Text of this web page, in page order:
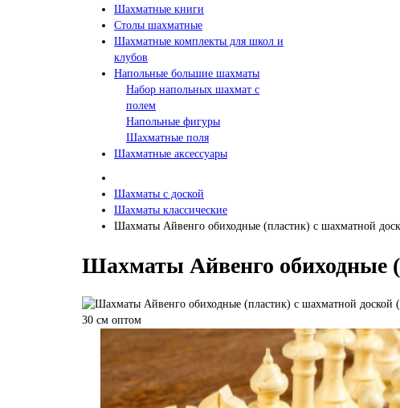
Шахматные книги
Столы шахматные
Шахматные комплекты для школ и
клубов
Напольные большие шахматы
Набор напольных шахмат c
полем
Напольные фигуры
Шахматные поля
Шахматные аксессуары
Шахматы с доской
Шахматы классические
Шахматы Айвенго обиходные (пластик) с шахматной
Шахматы Айвенго обиходные